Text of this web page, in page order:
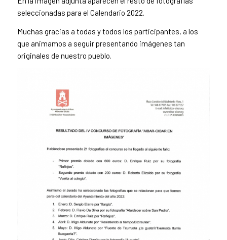
seleccionadas para el Calendario 2022.
Muchas gracias a todas y todos los participantes, a los
que animamos a seguir presentando imágenes tan
originales de nuestro pueblo.